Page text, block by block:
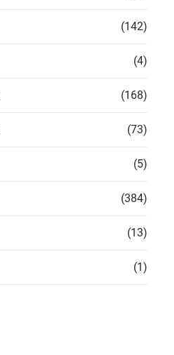
(142)
(4)
(168)
(73)
(5)
(384)
(13)
(1)